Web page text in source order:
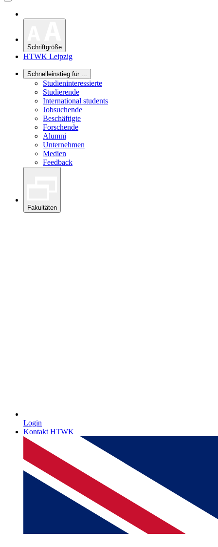
Schriftgröße
HTWK Leipzig
Schnelleinstieg für ...
Studieninteressierte
Studierende
International students
Jobsuchende
Beschäftigte
Forschende
Alumni
Unternehmen
Medien
Feedback
Fakultäten
Login
Kontakt HTWK